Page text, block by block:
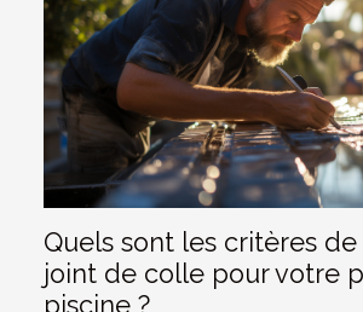
Quels sont les critères
joint de colle pour votre
piscine ?